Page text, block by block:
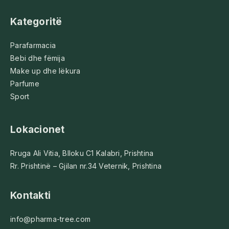
Kategoritë
Parafarmacia
Bebi dhe fëmija
Make up dhe lëkura
Parfume
Sport
Lokacionet
Rruga Ali Vitia, Blloku C1 Kalabri, Prishtina
Rr. Prishtinë – Gjilan nr.34 Veternik, Prishtina
Kontakti
info@pharma-tree.com